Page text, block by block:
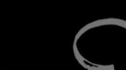
Skip to main content